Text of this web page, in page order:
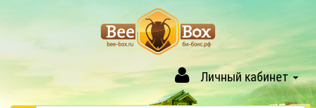
Личный кабинет